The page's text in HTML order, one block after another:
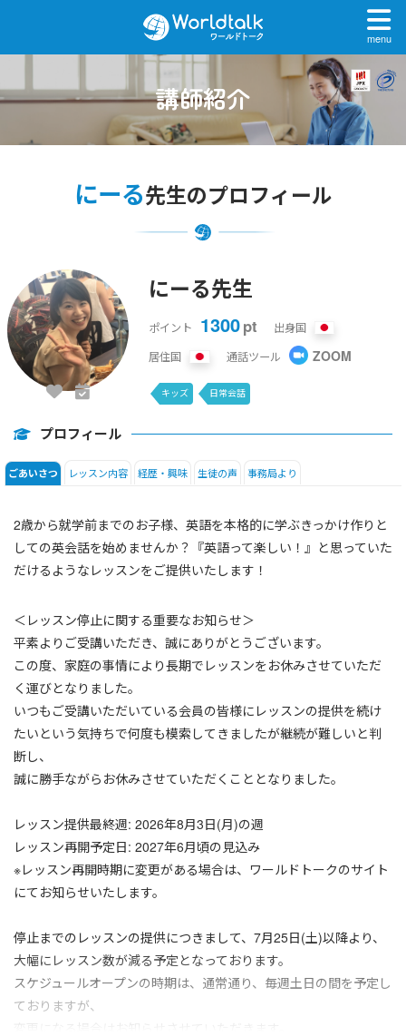
menu
講師紹介
にーる先生のプロフィール
にーる先生
ポイント 1300pt
出身国
居住国
通話ツール ZOOM
キッズ 日常会話
プロフィール
ごあいさつ レッスン内容 経歴・興味 生徒の声 事務局より
2歳から就学前までのお子様、英語を本格的に学ぶきっかけ作りと
しての英会話を始めませんか？『英語って楽しい！』と思っていた
だけるようなレッスンをご提供いたします！
＜レッスン停止に関する重要なお知らせ＞
平素よりご受講いただき、誠にありがとうございます。
この度、家庭の事情により長期でレッスンをお休みさせていただ
く運びとなりました。
いつもご受講いただいている会員の皆様にレッスンの提供を続け
たいという気持ちで何度も模索してきましたが継続が難しいと判
断し、
誠に勝手ながらお休みさせていただくこととなりました。
レッスン提供最終週: 2026年8月3日(月)の週
レッスン再開予定日: 2027年6月頃の見込み
※レッスン再開時期に変更がある場合は、ワールドトークのサイト
にてお知らせいたします。
停止までのレッスンの提供につきまして、7月25日(土)以降より、
大幅にレッスン数が減る予定となっております。
スケジュールオープンの時期は、通常通り、毎週土日の間を予定し
ておりますが、